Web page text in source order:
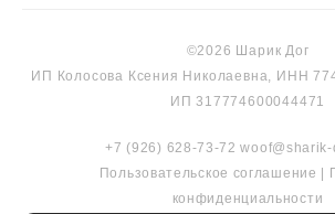
©2026 Шарик Дог
ИП Колосова Ксения Николаевна, ИНН
ИП 317774600044471
+7 (926) 628-73-72 woof@sharik-
Пользовательское соглашение |
конфиденциальности